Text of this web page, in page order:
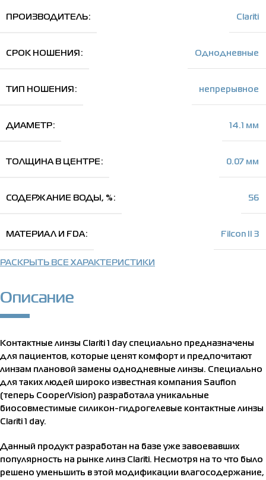
ПРОИЗВОДИТЕЛЬ Clariti
СРОК НОШЕНИЯ Однодневные
ТИП НОШЕНИЯ непрерывное
ДИАМЕТР 14.1 мм
ТОЛЩИНА В ЦЕНТРЕ 0.07 мм
СОДЕРЖАНИЕ ВОДЫ, % 56
МАТЕРИАЛ И FDA Filcon II 3
РАСКРЫТЬ ВСЕ ХАРАКТЕРИСТИКИ
Описание
Контактные линзы Clariti 1 day специально предназначены
для пациентов, которые ценят комфорт и предпочитают
линзам плановой замены однодневные линзы. Специально
для таких людей широко известная компания Sauflon
(теперь CooperVision) разработала уникальные
биосовместимые силикон-гидрогелевые контактные линзы
Clariti 1 day.
Данный продукт разработан на базе уже завоевавших
популярность на рынке линз Clariti. Несмотря на то что было
решено уменьшить в этой модификации влагосодержание,